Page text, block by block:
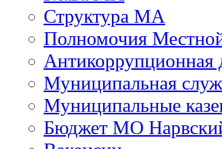
Структура МА
Полномочия
Антикоррупционная
Муниципальная
Муниципальные
Бюджет МО